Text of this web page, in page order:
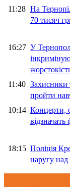
11:28 На
70 тисяч
16:27 У
11:40 Захисники
пройти
10:14 Концерти,
18:15 Поліція
наругу